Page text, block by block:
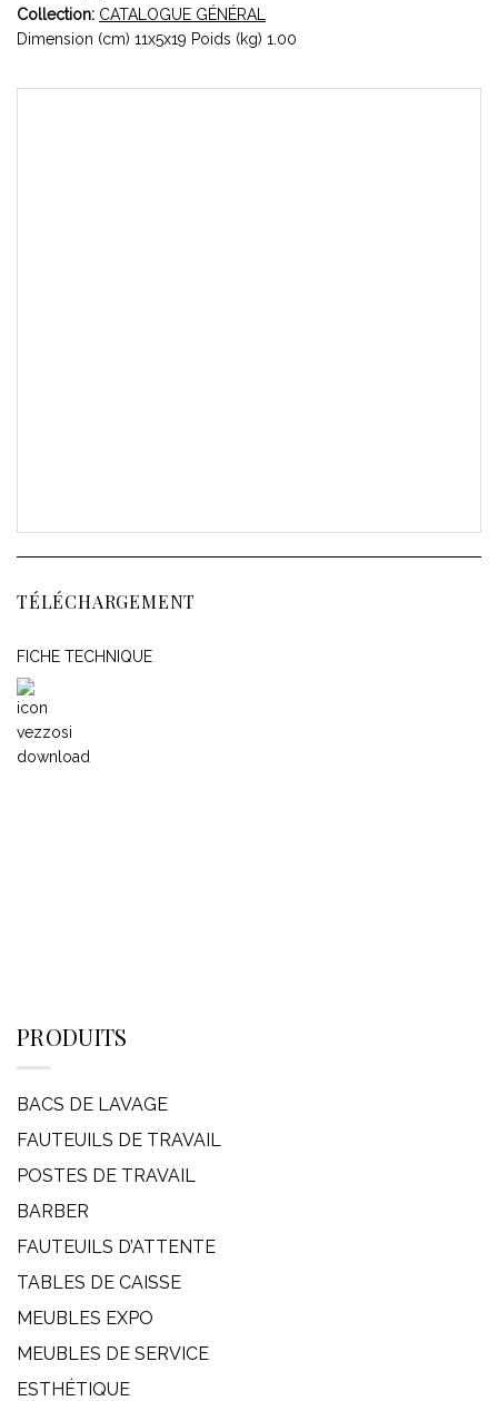
Collection: CATALOGUE GÉNÉRAL
Dimension (cm) 11x5x19 Poids (kg) 1.00
TÉLÉCHARGEMENT
FICHE TECHNIQUE
PRODUITS
BACS DE LAVAGE
FAUTEUILS DE TRAVAIL
POSTES DE TRAVAIL
BARBER
FAUTEUILS D’ATTENTE
TABLES DE CAISSE
MEUBLES EXPO
MEUBLES DE SERVICE
ESTHÉTIQUE